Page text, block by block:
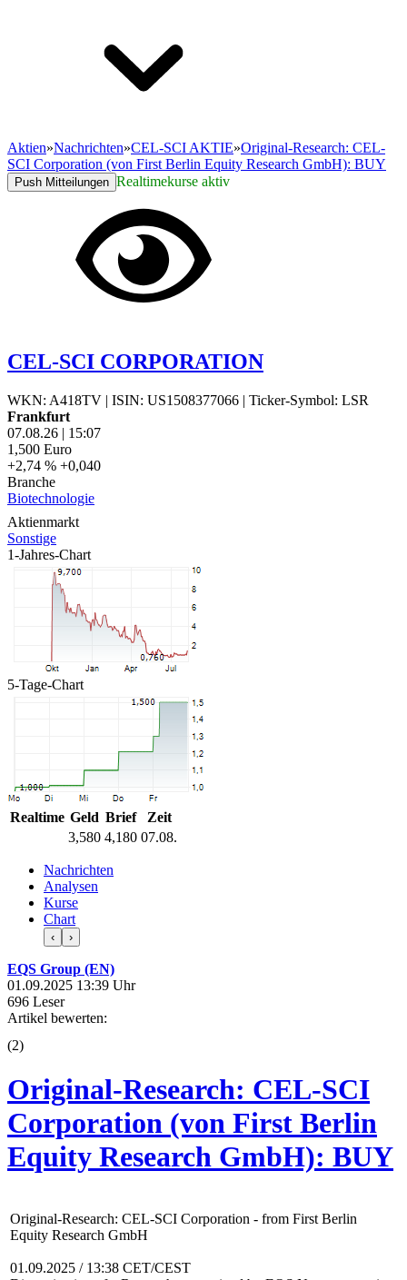
Aktien»Nachrichten»CEL-SCI AKTIE»Original-Research: CEL-
SCI Corporation (von First Berlin Equity Research GmbH): BUY
Push Mitteilungen Realtimekurse aktiv
CEL-SCI CORPORATION
WKN: A418TV | ISIN: US1508377066 | Ticker-Symbol: LSR
Frankfurt
07.08.26 | 15:07
1,500 Euro
+2,74 % +0,040
Branche
Biotechnologie
Aktienmarkt
Sonstige
1-Jahres-Chart
5-Tage-Chart
Realtime Geld Brief
Zeit
3,580 4,180 07.08.
Nachrichten
Analysen
Kurse
Chart
‹ ›
EQS Group (EN)
01.09.2025 13:39 Uhr
696 Leser
Artikel bewerten:
(2)
Original-Research: CEL-SCI
Corporation (von First Berlin
Equity Research GmbH): BUY
Original-Research: CEL-SCI Corporation - from First Berlin
Equity Research GmbH
01.09.2025 / 13:38 CET/CEST